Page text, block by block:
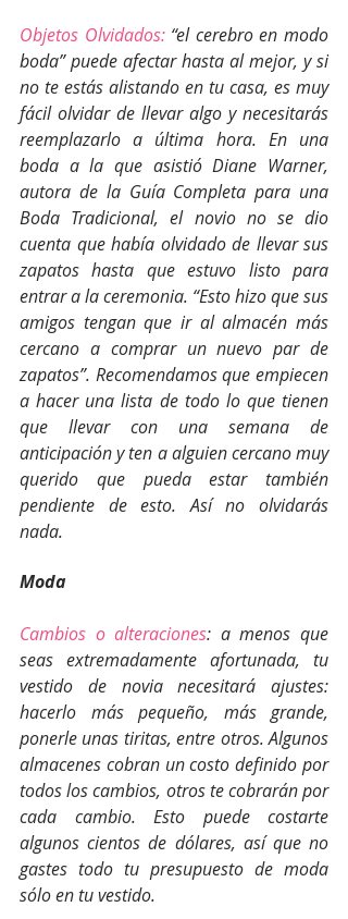
Objetos Olvidados: “el cerebro en modo
boda” puede afectar hasta al mejor, y si
no te estás alistando en tu casa, es muy
fácil olvidar de llevar algo y necesitarás
reemplazarlo a última hora. En una
boda a la que asistió Diane Warner,
autora de la Guía Completa para una
Boda Tradicional, el novio no se dio
cuenta que había olvidado de llevar sus
zapatos hasta que estuvo listo para
entrar a la ceremonia. “Esto hizo que sus
amigos tengan que ir al almacén más
cercano a comprar un nuevo par de
zapatos”. Recomendamos que empiecen
a hacer una lista de todo lo que tienen
que llevar con una semana de
anticipación y ten a alguien cercano muy
querido que pueda estar también
pendiente de esto. Así no olvidarás
nada.
Moda
Cambios o alteraciones: a menos que
seas extremadamente afortunada, tu
vestido de novia necesitará ajustes:
hacerlo más pequeño, más grande,
ponerle unas tiritas, entre otros. Algunos
almacenes cobran un costo definido por
todos los cambios, otros te cobrarán por
cada cambio. Esto puede costarte
algunos cientos de dólares, así que no
gastes todo tu presupuesto de moda
sólo en tu vestido.